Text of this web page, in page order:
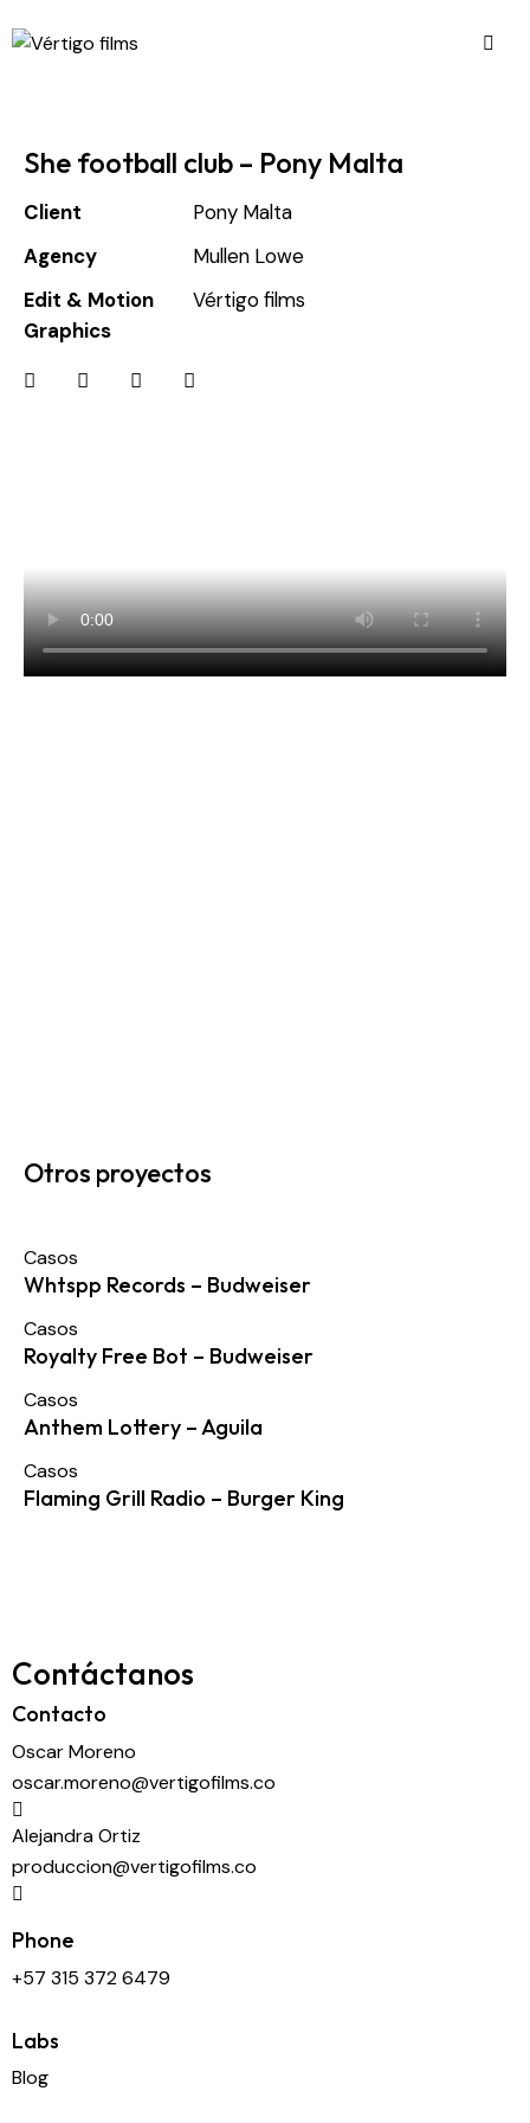
She football club – Pony Malta
Client
Pony Malta
Agency
Mullen Lowe
Edit & Motion
Graphics
Vértigo films
Otros proyectos
Casos
Whtspp Records – Budweiser
Casos
Royalty Free Bot – Budweiser
Casos
Anthem Lottery – Aguila
Casos
Flaming Grill Radio – Burger King
Contáctanos
Contacto
Oscar Moreno
oscar.moreno@vertigofilms.co
Alejandra Ortiz
produccion@vertigofilms.co
Phone
+57 315 372 6479
Labs
Blog